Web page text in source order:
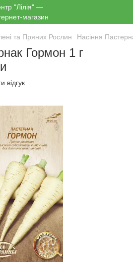
та Пряних Рослин Насіння
Гормон 1 г
відгук